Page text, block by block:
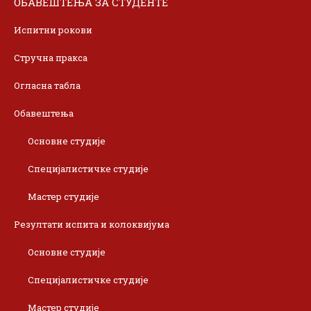
Испитни рокови
Стручна пракса
Огласна табла
Обавештења
Основне студије
Специјалистичке студије
Мастер студије
Резултати испита и колоквијума
Основне студије
Специјалистичке студије
Мастер студије